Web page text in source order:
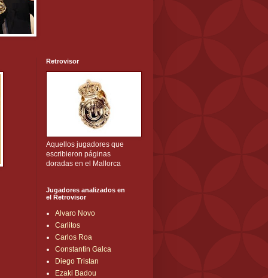
Retrovisor
Aquellos jugadores que
escribieron páginas
doradas en el Mallorca
Jugadores analizados en
el Retrovisor
Alvaro Novo
Carlitos
Carlos Roa
Constantin Galca
Diego Tristan
Ezaki Badou